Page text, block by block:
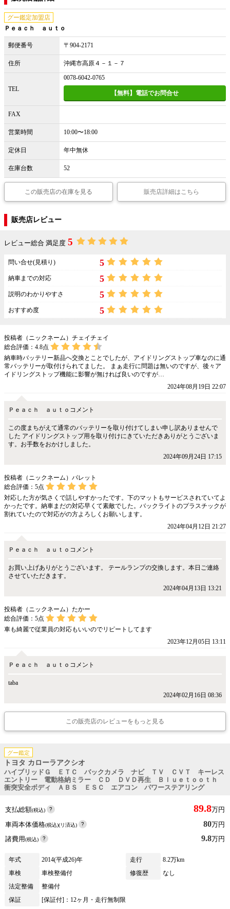
グー鑑定加盟店
Ｐｅａｃｈ ａｕｔｏ
郵便番号 〒904-2171
住所 沖縄市高原４－１－７
TEL
0078-6042-0765
【無料】電話でお問合せ
FAX
営業時間 10:00〜18:00
定休日 年中無休
在庫台数 52
この販売店の在庫を見る 販売店詳細はこちら
販売店レビュー
レビュー総合 満足度 5
問い合せ(見積り) 5
納車までの対応 5
説明のわかりやすさ 5
おすすめ度 5
投稿者（ニックネーム）チェイチェイ
総合評価： 4.8点
納車時バッテリー新品へ交換とことでしたが、アイドリングストップ車なのに通
常バッテリーが取付けられてました。 まぁ走行に問題は無いのですが、後々ア
イドリングストップ機能に影響が無ければ良いのですが…
2024年08月19日 22:07
Ｐｅａｃｈ ａｕｔｏコメント
この度まちがえて通常のバッテリーを取り付けてしまい申し訳ありませんで
した アイドリングストップ用を取り付けにきていただきありがとうございま
す。お手数をおかけしました。
2024年09月24日 17:15
投稿者（ニックネーム）パレット
総合評価： 5点
対応した方が気さくで話しやすかったです。下のマットもサービスされていてよ
かったです。納車まだの対応早くて素敵でした。バックライトのプラスチックが
割れていたので対応がの方よろしくお願いします。
2024年04月12日 21:27
Ｐｅａｃｈ ａｕｔｏコメント
お買い上げありがとうございます。 テールランプの交換します。本日ご連絡
させていただきます。
2024年04月13日 13:21
投稿者（ニックネーム）たかー
総合評価： 5点
車も綺麗で従業員の対応もいいのでリピートしてます
2023年12月05日 13:11
Ｐｅａｃｈ ａｕｔｏコメント
taba
2024年02月16日 08:36
この販売店のレビューをもっと見る
グー鑑定
トヨタ カローラアクシオ
ハイブリッドＧ ＥＴＣ バックカメラ ナビ ＴＶ ＣＶＴ キーレス
エントリー 電動格納ミラー ＣＤ ＤＶＤ再生 Ｂｌｕｅｔｏｏｔｈ
衝突安全ボディ ＡＢＳ ＥＳＣ エアコン パワーステアリング
支払総額(税込) 89.8万円
車両本体価格(税込)(リ済込) 80万円
諸費用(税込) 9.8万円
年式 2014(平成26)年 走行
8.2万km
車検
車検整備付 修復歴
なし
法定整備
整備付
保証
[保証付]：12ヶ月・走行無制限